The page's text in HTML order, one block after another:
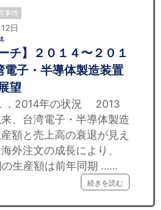
事情
日
チ】２０１４〜２０１
子・半導体製造装置
望
．2014年の状況 2013
、台湾電子・半導体製造
額と売上高の衰退が見え
外注文の成長により、
の生産額は前年同期 ……
続きを読む